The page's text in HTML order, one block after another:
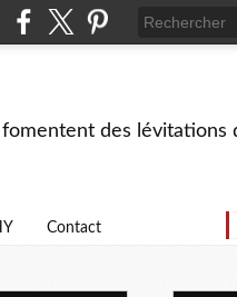
des
Contact